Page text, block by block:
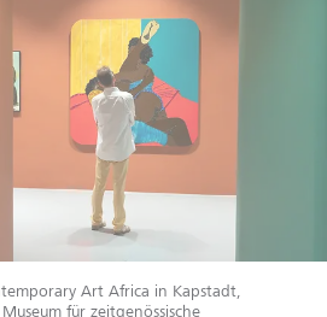
Art Africa in Kapstadt,
für zeitgenössische